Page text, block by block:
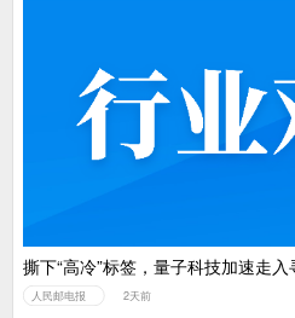
撕下“高冷”标签，量子科技加速走
人民邮电报 2天前